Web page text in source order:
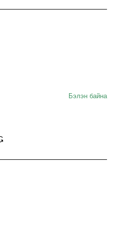
Бэлэн байна